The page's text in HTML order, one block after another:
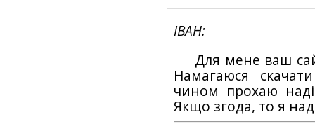
ІВАН
Для мене ваш
Намагаюся
чином прохаю
Якщо згода, то я